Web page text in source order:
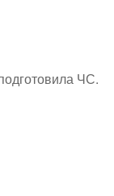
ЧС.